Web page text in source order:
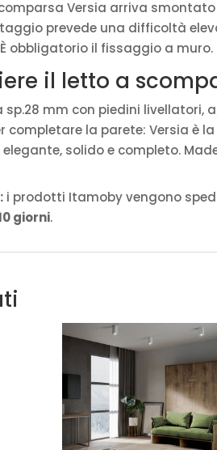
Versia arriva
prevede una difficoltà
obbligatorio il fissaggio a muro.
il letto a
mm con piedini livellatori,
completare la parete: Versia è
solido e completo.
i prodotti Itamoby vengono
giorni.